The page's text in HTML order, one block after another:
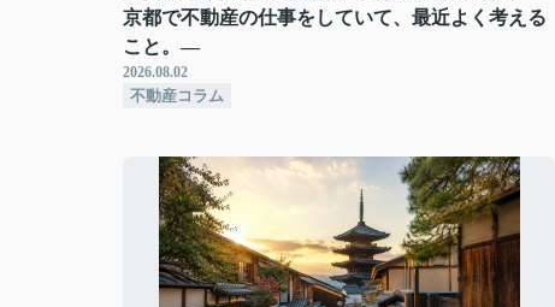
京都で不動産の仕事をしていて、最近よく考える
こと。―
2026.08.02
不動産コラム